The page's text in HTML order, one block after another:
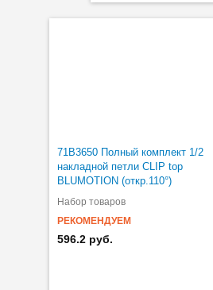
71B3650 Полный комплект 1/2
накладной петли CLIP top
BLUMOTION (откр.110°)
Набор товаров
РЕКОМЕНДУЕМ
596.2 руб.